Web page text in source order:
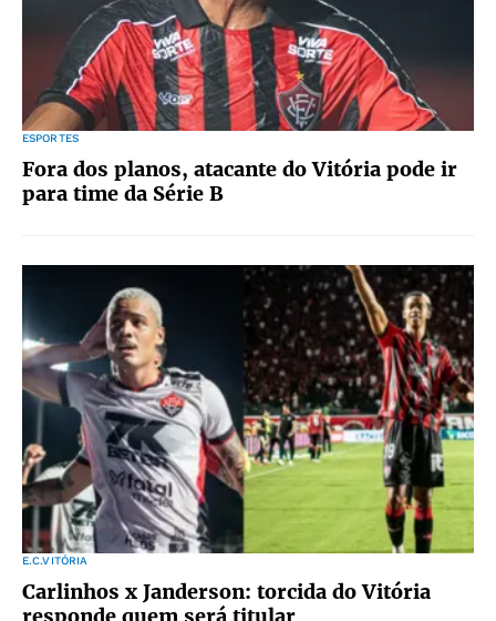
ESPORTES
Fora dos planos, atacante do Vitória pode ir
para time da Série B
E.C.VITÓRIA
Carlinhos x Janderson: torcida do Vitória